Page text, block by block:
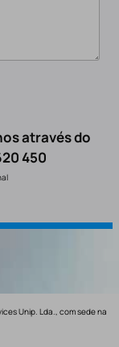
através do
450
Unip. Lda., com sede na